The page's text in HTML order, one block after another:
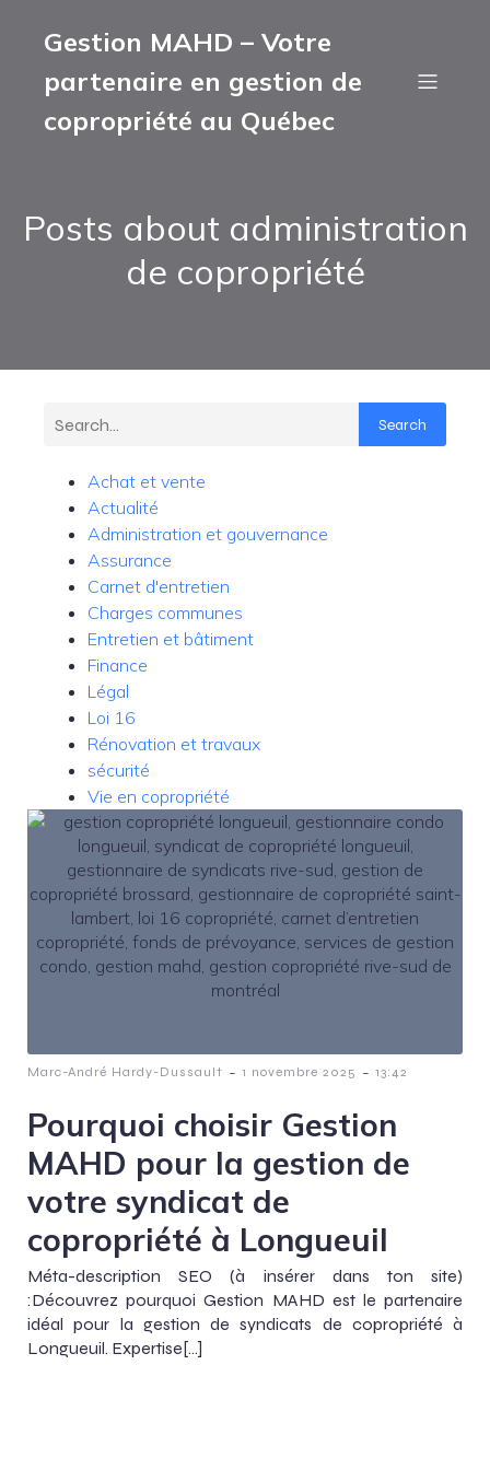
Gestion MAHD – Votre
partenaire en gestion de
copropriété au Québec
Posts about administration
de copropriété
Search
Achat et vente
Actualité
Administration et gouvernance
Assurance
Carnet d'entretien
Charges communes
Entretien et bâtiment
Finance
Légal
Loi 16
Rénovation et travaux
sécurité
Vie en copropriété
Marc-André Hardy-Dussault - 1 novembre 2025 - 13:42
Pourquoi choisir Gestion
MAHD pour la gestion de
votre syndicat de
copropriété à Longueuil
Méta-description SEO (à insérer dans ton site)
:Découvrez pourquoi Gestion MAHD est le partenaire
idéal pour la gestion de syndicats de copropriété à
Longueuil. Expertise[…]